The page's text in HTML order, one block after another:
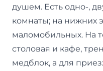
душем. Есть одно-,
комнаты; на нижних
маломобильных. На
столовая и кафе,
медблок, а для